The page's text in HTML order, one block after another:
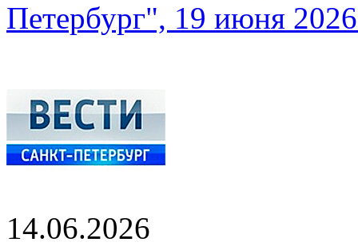
Петербург", 19 июня 2026
14.06.2026